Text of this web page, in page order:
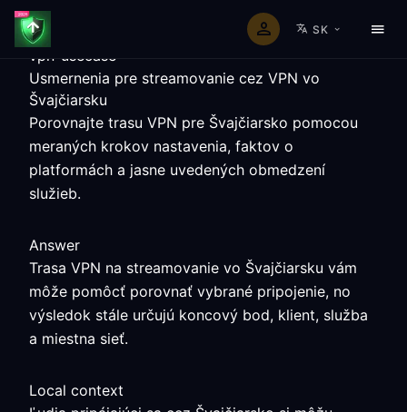
SK
vpn-usecase
Usmernenia pre streamovanie cez VPN vo
Švajčiarsku
Porovnajte trasu VPN pre Švajčiarsko pomocou
meraných krokov nastavenia, faktov o
platformách a jasne uvedených obmedzení
služieb.
Answer
Trasa VPN na streamovanie vo Švajčiarsku vám
môže pomôcť porovnať vybrané pripojenie, no
výsledok stále určujú koncový bod, klient, služba
a miestna sieť.
Local context